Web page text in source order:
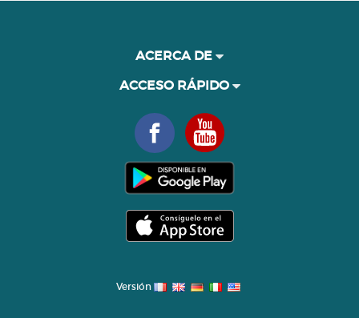
ACERCA DE
ACCESO RÁPIDO
Versión